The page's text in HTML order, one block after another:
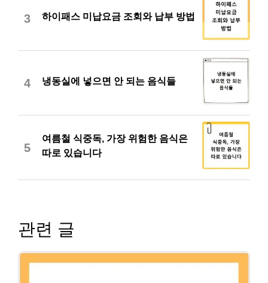
3 하이패스 미납요금 조회와 납부 방법
4 냉동실에 넣으면 안 되는 음식들
5
여름철 식중독, 가장 위험한 음식은
따로 있습니다
관련 글